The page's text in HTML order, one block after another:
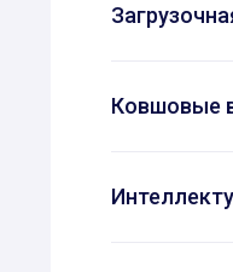
Ковшовые